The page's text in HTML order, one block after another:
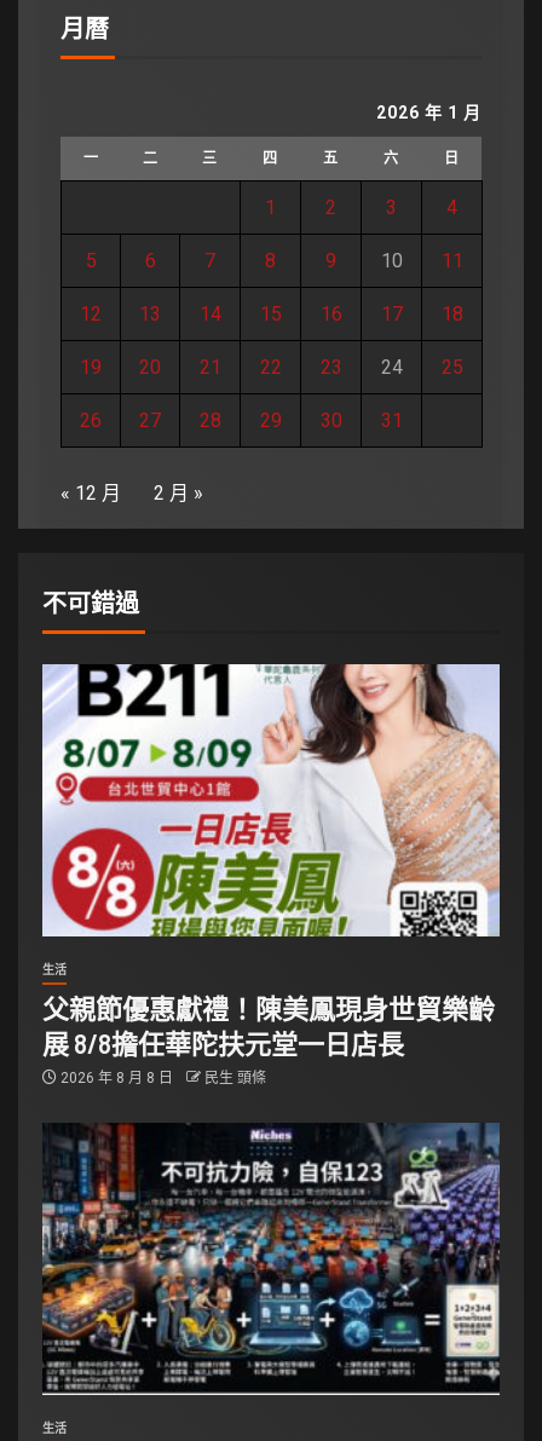
月曆
2026 年 1 月
一 二 三 四 五 六 日
1 2 3 4
5 6 7 8 9 10 11
12 13 14 15 16 17 18
19 20 21 22 23 24 25
26 27 28 29 30 31
« 12 月 2 月 »
不可錯過
生活
父親節優惠獻禮！陳美鳳現身世貿樂齡
展 8/8擔任華陀扶元堂一日店長
2026 年 8 月 8 日 民生 頭條
生活